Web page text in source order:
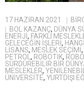
17 HAZIRAN 2021
BOL KAZANÇ, DÜNYA
ENERJI, FARKLI
GELECEĞIN IŞLERI,
LISANS, MESLEK SEÇIMI,
PETROL, ROBOTIK,
SÜRDÜREBILIR BIR
MESLEKLER,
ÜNIVERSITE, YURTDIŞI